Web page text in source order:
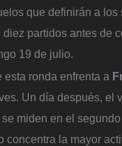
que definirán a los
partidos antes de
19 de julio.
esta ronda enfrenta a
Un día después, el
miden en el
concentra la mayor